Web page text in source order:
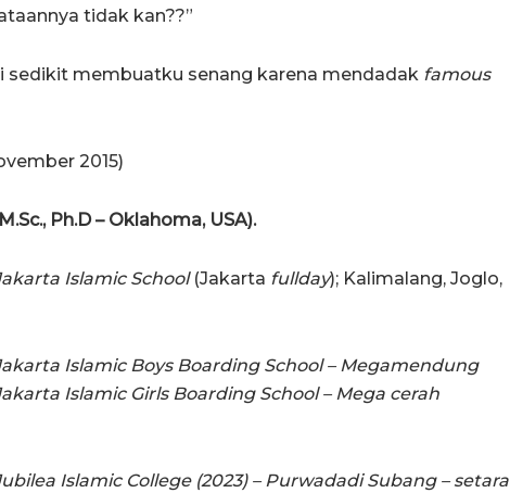
tidak kan??”
sedikit membuatku senang karena mendadak famous
2015)
Ph.D – Oklahoma, USA).
Islamic School (Jakarta fullday); Kalimalang, Joglo,
Islamic Boys Boarding School – Megamendung
Islamic Girls Boarding School – Mega cerah
Islamic College (2023) – Purwadadi Subang – setara